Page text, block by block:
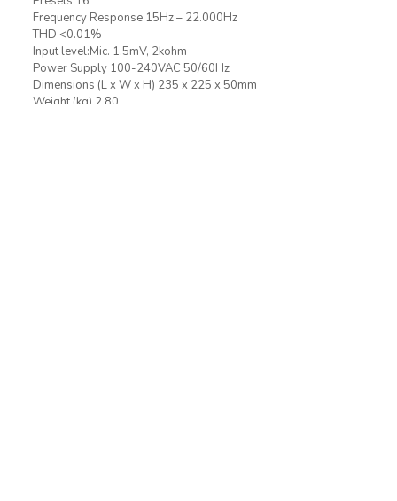
Frequency Response 15Hz – 22.000Hz
THD <0.01%
Input level:Mic. 1.5mV, 2kohm
Power Supply 100-240VAC 50/60Hz
Dimensions (L x W x H) 235 x 225 x 50mm
Weight (kg) 2,80